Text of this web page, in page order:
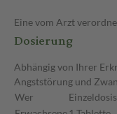
Eine vom Arzt
Dosierung
Abhängig von Ihrer
Angststörung und
Wer
Einzeldosis